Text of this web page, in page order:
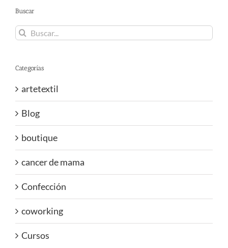
Buscar
Buscar:
Categorías
artetextil
Blog
boutique
cancer de mama
Confección
coworking
Cursos